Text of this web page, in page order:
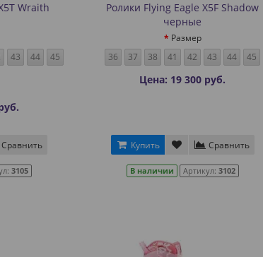
Wraith
43 44
45
Сравнить
3105
Ролики Flying Eagle X5F Shadow
черные
Размер
36
37 38 41 42 43 44 45
Цена: 19 300 руб.
Купить Сравнить
В наличии Артикул: 3102